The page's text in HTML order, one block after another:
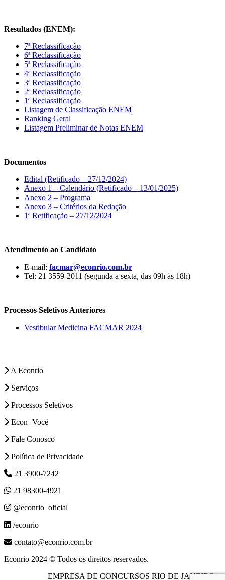
Resultados (ENEM):
7ª Reclassificação
6ª Reclassificação
5ª Reclassificação
4ª Reclassificação
3ª Reclassificação
2ª Reclassificação
1ª Reclassificação
Listagem de Classificação ENEM
Ranking Geral
Listagem Preliminar de Notas ENEM
Documentos
Edital (Retificado – 27/12/2024)
Anexo 1 – Calendário (Retificado – 13/01/2025)
Anexo 2 – Programa
Anexo 3 – Critérios da Redação
1ª Retificação – 27/12/2024
Atendimento ao Candidato
E-mail: facmar@econrio.com.br
Tel: 21 3559-2011 (segunda a sexta, das 09h às 18h)
Processos Seletivos Anteriores
Vestibular Medicina FACMAR 2024
A Econrio
Serviços
Processos Seletivos
Econ+Você
Fale Conosco
Política de Privacidade
21 3900-7242
21 98300-4921
@econrio_oficial
/econrio
contato@econrio.com.br
Econrio 2024 © Todos os direitos reservados.
EMPRESA DE CONCURSOS RIO DE JANEIRO –